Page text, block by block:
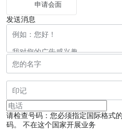
申请会面
发送消息
请检查号码：您必须指定国际格式
码。
不在这个国家开展业务